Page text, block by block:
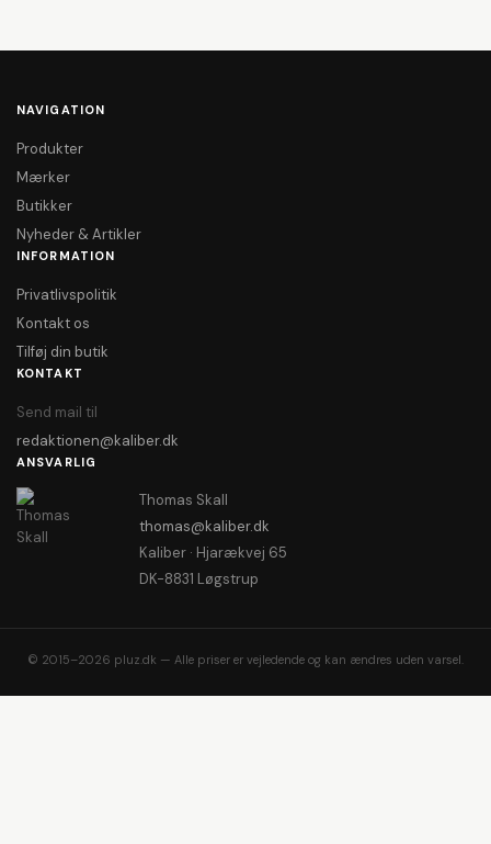
NAVIGATION
Produkter
Mærker
Butikker
Nyheder & Artikler
INFORMATION
Privatlivspolitik
Kontakt os
Tilføj din butik
KONTAKT
Send mail til
redaktionen@kaliber.dk
ANSVARLIG
Thomas Skall
thomas@kaliber.dk
Kaliber · Hjarækvej 65
DK-8831 Løgstrup
© 2015–2026 pluz.dk — Alle priser er vejledende og kan ændres uden varsel.